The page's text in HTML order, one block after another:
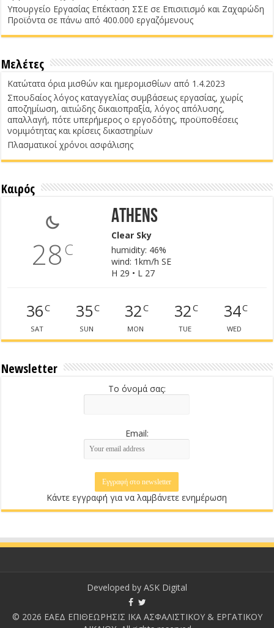
Υπουργείο Εργασίας Επέκταση ΣΣΕ σε Επισιτισμό και Ζαχαρώδη
Προϊόντα σε πάνω από 400.000 εργαζόμενους
Μελέτες
Κατώτατα όρια μισθών και ημερομισθίων από 1.4.2023
Σπουδαίος λόγος καταγγελίας συμβάσεως εργασίας, χωρίς
αποζημίωση, αιτιώδης δικαιοπραξία, λόγος απόλυσης,
απαλλαγή, πότε υπερήμερος ο εργοδότης, προϋποθέσεις
νομιμότητας και κρίσεις δικαστηρίων
Πλασματικοί χρόνοι ασφάλισης
Καιρός
28C
Athens
Clear Sky
humidity: 46%
wind: 1km/h SE
H 29 • L 27
36C
SAT
35C
SUN
32C
MON
32C
TUE
34C
WED
Newsletter
Το όνομά σας:
Email:
Κάντε εγγραφή για να λαμβάνετε ενημέρωση
Developed by ASK Digital
© 2026 ΕΑΕΔ ΕΠΙΘΕΩΡΗΣΙΣ ΙΚΑ ΑΣΦΑΛΙΣΤΙΚΟΥ & ΕΡΓΑΤΙΚΟΥ